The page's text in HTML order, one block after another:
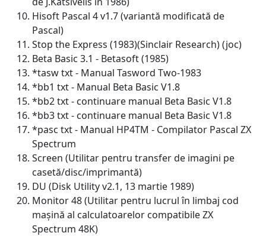
Hisoft Pascal 4 v1.7 (variantă modificată de
Pascal)
Stop the Express (1983)(Sinclair Research) (joc)
Beta Basic 3.1 - Betasoft (1985)
*tasw txt - Manual Tasword Two-1983
*bb1 txt - Manual Beta Basic V1.8
*bb2 txt - continuare manual Beta Basic V1.8
*bb3 txt - continuare manual Beta Basic V1.8
*pasc txt - Manual HP4TM - Compilator Pascal ZX
Spectrum
Screen (Utilitar pentru transfer de imagini pe
casetă/disc/imprimantă)
DU (Disk Utility v2.1, 13 martie 1989)
Monitor 48 (Utilitar pentru lucrul în limbaj cod
mașină al calculatoarelor compatibile ZX
Spectrum 48K)